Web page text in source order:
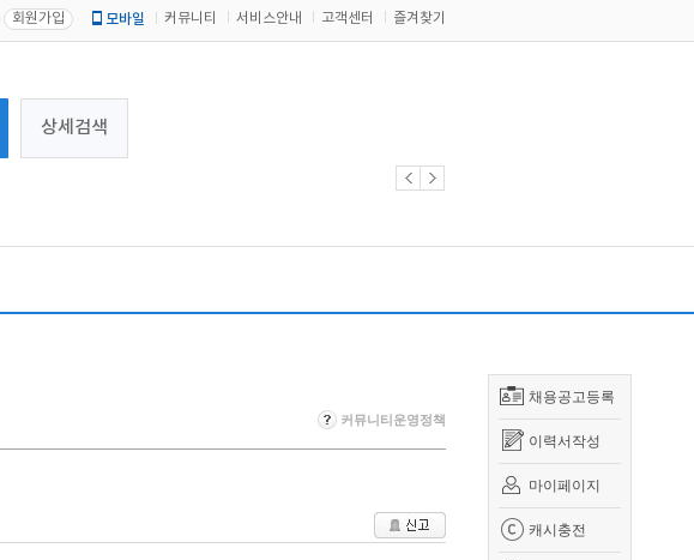
회원가입 모바일 커뮤니티 서비스안내 고객센터 즐겨찾기
상세검색
채용공고등록
이력서작성
마이페이지
캐시충전
커뮤니티운영정책